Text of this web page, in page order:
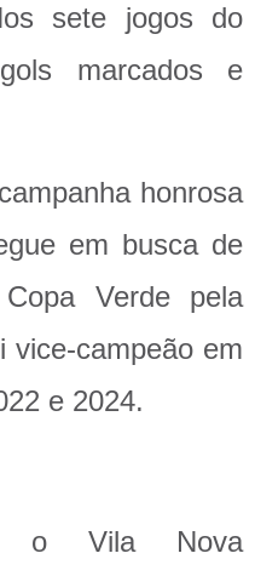
sete jogos do
marcados e
honrosa
em busca de
Verde pela
vice-campeão em
e 2024.
o Vila Nova